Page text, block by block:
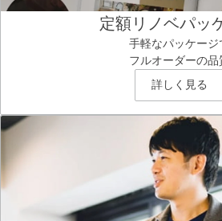
定額リノベパッ
手軽なパッケージ
フルオーダーの品
詳しく見る